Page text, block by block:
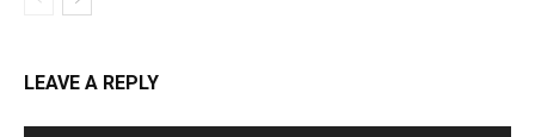
LEAVE A REPLY